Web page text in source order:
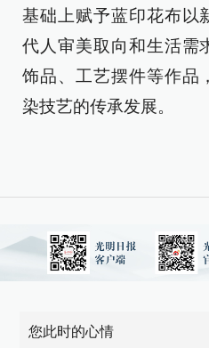
基础上赋予蓝印花布以
代人审美取向和生活需
饰品、工艺摆件等作品
染技艺的传承发展。
您此时的心情